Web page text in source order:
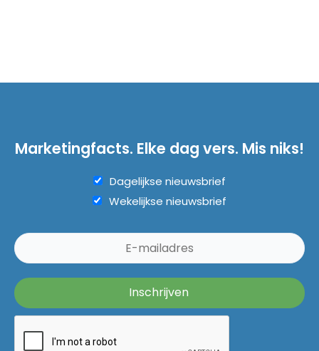
Marketingfacts. Elke dag vers. Mis niks!
Dagelijkse nieuwsbrief
Wekelijkse nieuwsbrief